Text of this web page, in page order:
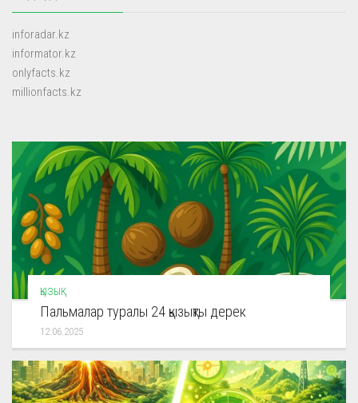
inforadar.kz
informator.kz
onlyfacts.kz
millionfacts.kz
ҚЫЗЫҚ
Пальмалар туралы 24 қызықты дерек
12.06.2025